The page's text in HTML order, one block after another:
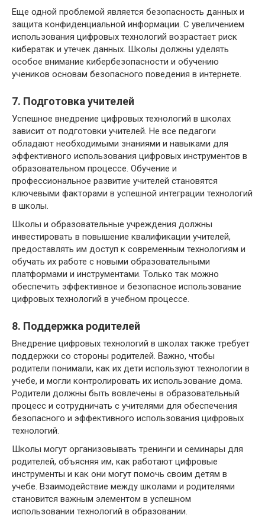
Еще одной проблемой является безопасность данных и
защита конфиденциальной информации. С увеличением
использования цифровых технологий возрастает риск
кибератак и утечек данных. Школы должны уделять
особое внимание кибербезопасности и обучению
учеников основам безопасного поведения в интернете.
7. Подготовка учителей
Успешное внедрение цифровых технологий в школах
зависит от подготовки учителей. Не все педагоги
обладают необходимыми знаниями и навыками для
эффективного использования цифровых инструментов в
образовательном процессе. Обучение и
профессиональное развитие учителей становятся
ключевыми факторами в успешной интеграции технологий
в школы.
Школы и образовательные учреждения должны
инвестировать в повышение квалификации учителей,
предоставлять им доступ к современным технологиям и
обучать их работе с новыми образовательными
платформами и инструментами. Только так можно
обеспечить эффективное и безопасное использование
цифровых технологий в учебном процессе.
8. Поддержка родителей
Внедрение цифровых технологий в школах также требует
поддержки со стороны родителей. Важно, чтобы
родители понимали, как их дети используют технологии в
учебе, и могли контролировать их использование дома.
Родители должны быть вовлечены в образовательный
процесс и сотрудничать с учителями для обеспечения
безопасного и эффективного использования цифровых
технологий.
Школы могут организовывать тренинги и семинары для
родителей, объясняя им, как работают цифровые
инструменты и как они могут помочь своим детям в
учебе. Взаимодействие между школами и родителями
становится важным элементом в успешном
использовании технологий в образовании.